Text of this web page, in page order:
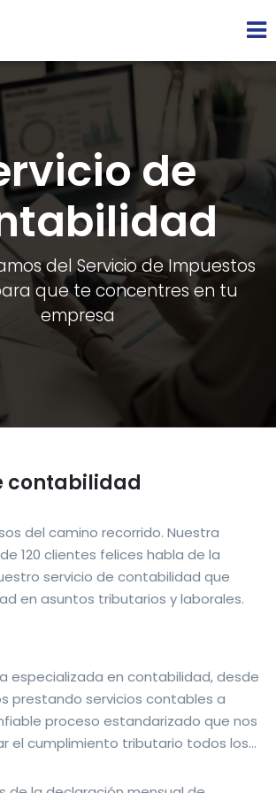
de
del Servicio de Impuestos
que te concentres en tu
empresa
contabilidad
del camino recorrido. Nuestra
120 clientes felices habla de la
servicio de contabilidad que
en asuntos tributarios y laborales.
especializada en contabilidad, desde
prestando servicios contables a
proceso estandarizado que nos
el cumplimiento tributario todos los